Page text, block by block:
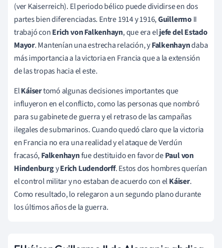
(ver Kaiserreich). El periodo bélico puede dividirse en dos
partes bien diferenciadas. Entre 1914 y 1916,GuillermoII
trabajó conErich von Falkenhayn, que era eljefe del Estado
Mayor. Mantenían una estrecha relación, yFalkenhayndaba
más importancia a la victoria en Francia que a la extensión
de las tropas hacia el este.
ElKáisertomó algunas decisiones importantes que
influyeron en el conflicto, como las personas que nombró
para su gabinete de guerra y el retraso de las campañas
ilegales de submarinos. Cuando quedó claro que la victoria
en Francia no era una realidad y el ataque de Verdún
fracasó,Falkenhaynfue destituido en favor dePaul von
HindenburgyErich Ludendorff. Estos dos hombres querían
el control militar y no estaban de acuerdo con elKáiser.
Como resultado, lo relegaron a un segundo plano durante
los últimos años de la guerra.